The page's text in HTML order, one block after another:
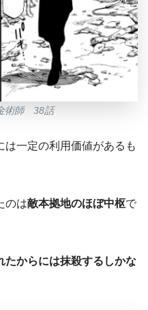
術師 38話
一定の利用価値があるも
のは敵本拠地のほぼ中枢で
たからには抹殺するしかな